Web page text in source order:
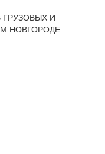
И
НОВГОРОДЕ